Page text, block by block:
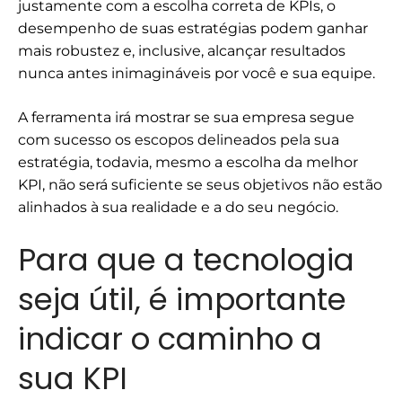
justamente com a escolha correta de KPIs, o
desempenho de suas estratégias podem ganhar
mais robustez e, inclusive, alcançar resultados
nunca antes inimagináveis por você e sua equipe.
A ferramenta irá mostrar se sua empresa segue
com sucesso os escopos delineados pela sua
estratégia, todavia, mesmo a escolha da melhor
KPI, não será suficiente se seus objetivos não estão
alinhados à sua realidade e a do seu negócio.
Para que a tecnologia
seja útil, é importante
indicar o caminho a
sua KPI